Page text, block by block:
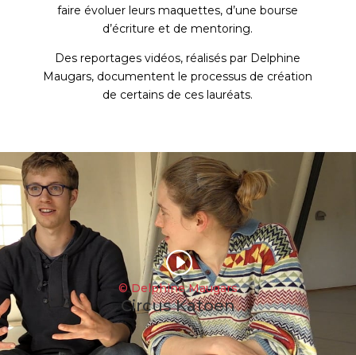
faire évoluer leurs maquettes, d’une bourse
d’écriture et de mentoring.
Des reportages vidéos,réalisés par Delphine
Maugars, documentent le processus de création
de certains de ces lauréats.
I
© Delphine Maugars
Circus Katoen